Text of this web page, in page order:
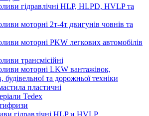
гідравлічні HLP, HLPD, HVLP та
моторні 2т-4т двигунів човнів та
моторні PKW легкових автомобілів
трансмісійні
моторні LKW вантажівок,
будівельної та дорожньої техніки
пластичні
Tedex
гідравлічні HLP и HVLP